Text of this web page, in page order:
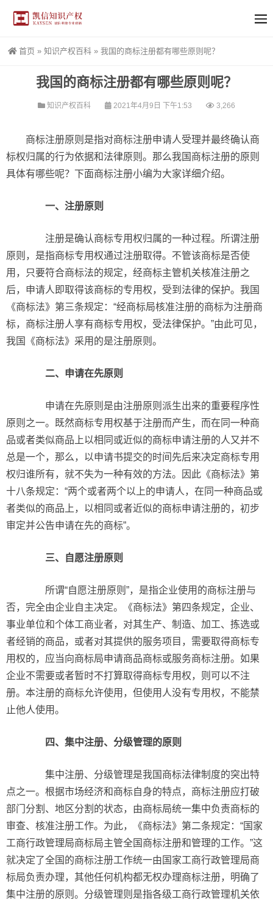
首页 » 知识产权百科 » 我国的商标注册都有哪些原则呢？
我国的商标注册都有哪些原则呢？
知识产权百科 2021年4月9日 下午1:53 3,266
商标注册原则是指对商标注册申请人受理并最终确认商
标权归属的行为依据和法律原则。那么我国商标注册的原则
具体有哪些呢？下面商标注册小编为大家详细介绍。
一、注册原则
注册是确认商标专用权归属的一种过程。所谓注册
原则，是指商标专用权通过注册取得。不管该商标是否使
用，只要符合商标法的规定，经商标主管机关核准注册之
后，申请人即取得该商标的专用权，受到法律的保护。我国
《商标法》第三条规定：“经商标局核准注册的商标为注册商
标，商标注册人享有商标专用权，受法律保护。”由此可见，
我国《商标法》采用的是注册原则。
二、申请在先原则
申请在先原则是由注册原则派生出来的重要程序性
原则之一。既然商标专用权基于注册而产生，而在同一种商
品或者类似商品上以相同或近似的商标申请注册的人又并不
总是一个，那么，以申请书提交的时间先后来决定商标专用
权归谁所有，就不失为一种有效的方法。因此《商标法》第
十八条规定：“两个或者两个以上的申请人，在同一种商品或
者类似的商品上，以相同或者近似的商标申请注册的，初步
审定并公告申请在先的商标”。
三、自愿注册原则
所谓“自愿注册原则”，是指企业使用的商标注册与
否，完全由企业自主决定。《商标法》第四条规定，企业、
事业单位和个体工商业者，对其生产、制造、加工、拣选或
者经销的商品，或者对其提供的服务项目，需要取得商标专
用权的，应当向商标局申请商品商标或服务商标注册。如果
企业不需要或者暂时不打算取得商标专用权，则可以不注
册。本注册的商标允许使用，但使用人没有专用权，不能禁
止他人使用。
四、集中注册、分级管理的原则
集中注册、分级管理是我国商标法律制度的突出特
点之一。根据市场经济和商标自身的特点，商标注册应打破
部门分割、地区分割的状态，由商标局统一集中负责商标的
审查、核准注册工作。为此，《商标法》第二条规定：“国家
工商行政管理局商标局主管全国商标注册和管理的工作。”这
就决定了全国的商标注册工作统一由国家工商行政管理局商
标局负责办理，其他任何机构都无权办理商标注册，明确了
集中注册的原则。分级管理则是指各级工商行政管理机关依